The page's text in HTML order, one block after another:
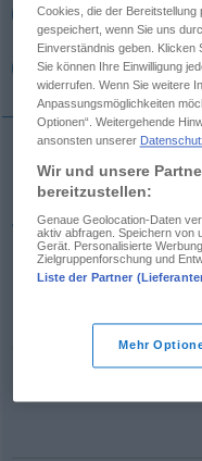
Behausung, Nest
Haushalt,
Haus domus
Wohnung domus
Heimat domus
Cookies, die der
gespeichert, wenn Sie uns
Einverständnis geben. Klicken
Sie können Ihre Einwilligung
widerrufen. Wenn Sie weitere
Anpassungsmöglichkeiten
Optionen“. Weitergehende
ansonsten unserer
Wir und unsere
bereitzustellen:
Genaue Geolocation-Daten
aktiv abfragen. Speichern von
Gerät. Personalisierte
Zielgruppenforschung und
Liste der Partner
Mehr